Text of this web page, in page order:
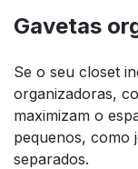
Gavetas
Se o seu closet
organizadoras,
maximizam o
pequenos, como
separados.